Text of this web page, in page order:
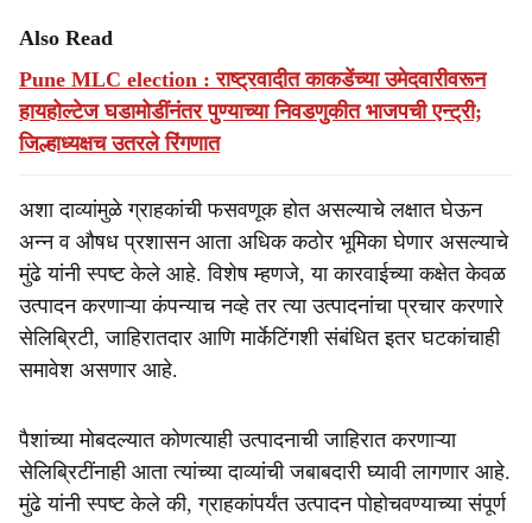
Also Read
Pune MLC election : राष्ट्रवादीत काकडेंच्या उमेदवारीवरून
हायहोल्टेज घडामोडींनंतर पुण्याच्या निवडणुकीत भाजपची एन्ट्री;
जिल्हाध्यक्षच उतरले रिंगणात
अशा दाव्यांमुळे ग्राहकांची फसवणूक होत असल्याचे लक्षात घेऊन
अन्न व औषध प्रशासन आता अधिक कठोर भूमिका घेणार असल्याचे
मुंढे यांनी स्पष्ट केले आहे. विशेष म्हणजे, या कारवाईच्या कक्षेत केवळ
उत्पादन करणाऱ्या कंपन्याच नव्हे तर त्या उत्पादनांचा प्रचार करणारे
सेलिब्रिटी, जाहिरातदार आणि मार्केटिंगशी संबंधित इतर घटकांचाही
समावेश असणार आहे.
पैशांच्या मोबदल्यात कोणत्याही उत्पादनाची जाहिरात करणाऱ्या
सेलिब्रिटींनाही आता त्यांच्या दाव्यांची जबाबदारी घ्यावी लागणार आहे.
मुंढे यांनी स्पष्ट केले की, ग्राहकांपर्यंत उत्पादन पोहोचवण्याच्या संपूर्ण